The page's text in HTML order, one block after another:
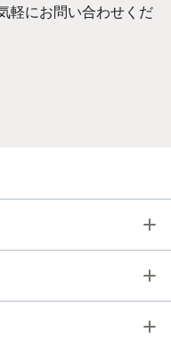
軽にお問い合わせくだ